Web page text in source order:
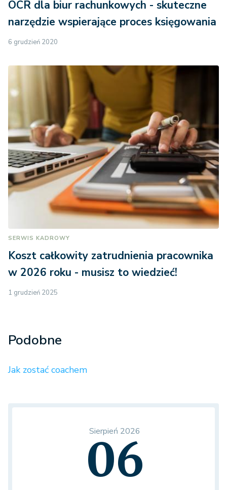
OCR dla biur rachunkowych - skuteczne
narzędzie wspierające proces księgowania
6 grudzień 2020
SERWIS KADROWY
Koszt całkowity zatrudnienia pracownika
w 2026 roku - musisz to wiedzieć!
1 grudzień 2025
Podobne
Jak zostać coachem
Sierpień 2026
06